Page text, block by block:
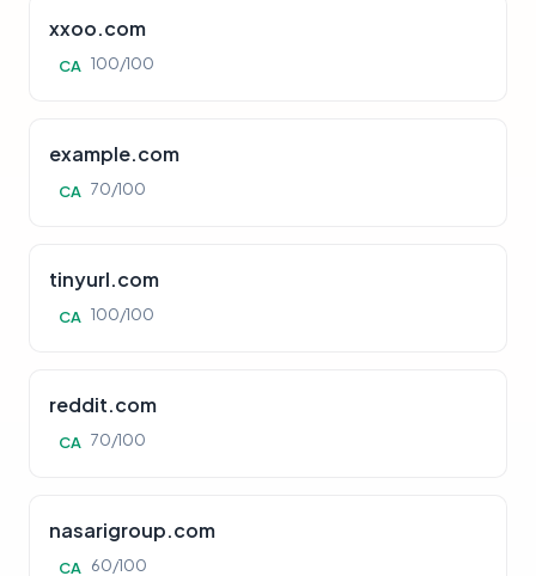
xxoo.com
CA 100/100
example.com
CA 70/100
tinyurl.com
CA 100/100
reddit.com
CA 70/100
nasarigroup.com
CA 60/100